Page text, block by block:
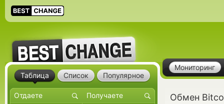
Мониторинг
Обмен
Таблица Список Популярное